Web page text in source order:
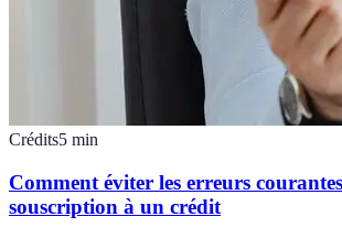
Crédits5 min
Comment éviter les erreurs
souscription à un crédit